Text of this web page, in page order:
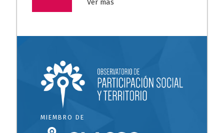
Ver más
MIEMBRO DE